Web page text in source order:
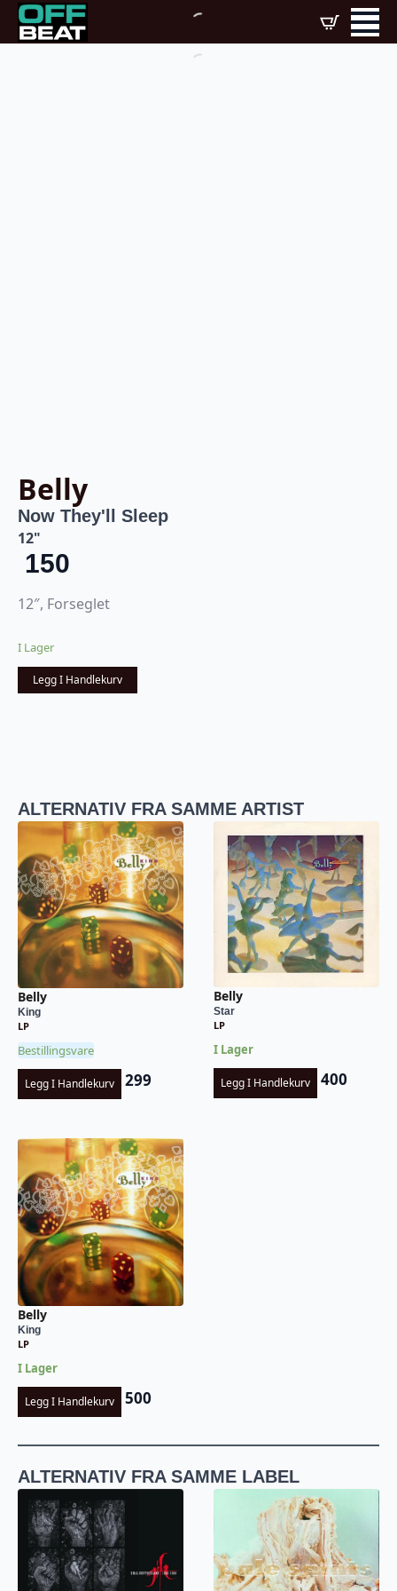
Belly
Now They'll Sleep
12"
150
12″, Forseglet
I Lager
Legg I Handlekurv
ALTERNATIV FRA SAMME ARTIST
Belly
King
LP
Bestillingsvare
Legg I Handlekurv 299
Belly
Star
LP
I Lager
Legg I Handlekurv 400
Belly
King
LP
I Lager
Legg I Handlekurv 500
ALTERNATIV FRA SAMME LABEL